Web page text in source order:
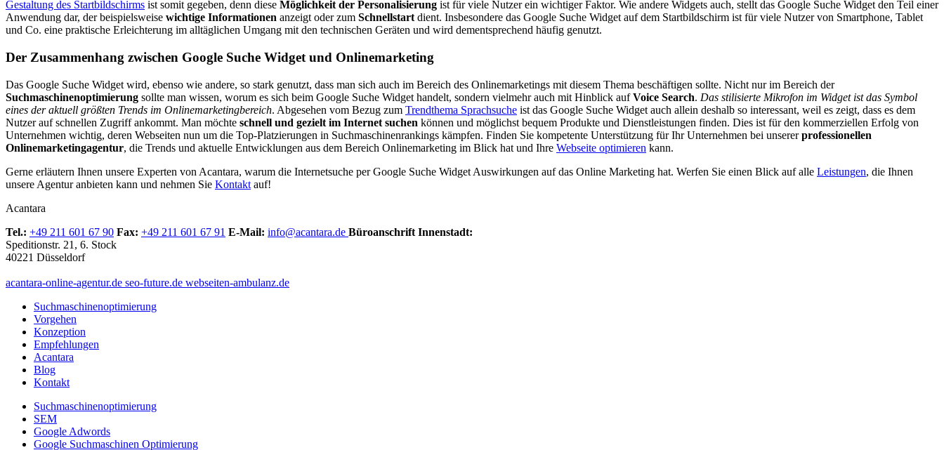
Gestaltung des Startbildschirms ist somit gegeben, denn diese Möglichkeit der Personalisierung ist für viele Nutzer ein wichtiger Faktor. Wie andere Widgets auch, stellt das Google Suche Widget den Teil einer
Anwendung dar, der beispielsweise wichtige Informationen anzeigt oder zum Schnellstartdient. Insbesondere das Google Suche Widget auf dem Startbildschirm ist für viele Nutzer von Smartphone, Tablet
und Co. eine praktische Erleichterung im alltäglichen Umgang mit den technischen Geräten und wird dementsprechend häufig genutzt.
Der Zusammenhang zwischen Google Suche Widget und Onlinemarketing
Das Google Suche Widget wird, ebenso wie andere, so stark genutzt, dass man sich auch im Bereich des Onlinemarketings mit diesem Thema beschäftigen sollte. Nicht nur im Bereich der
Suchmaschinenoptimierung sollte man wissen, worum es sich beim Google Suche Widget handelt, sondern vielmehr auch mit Hinblick aufVoice Search. Das stilisierte Mikrofon im Widget ist das Symbol
eines der aktuell größten Trends im Onlinemarketingbereich. Abgesehen vom Bezug zum Trendthema Sprachsuche ist das Google Suche Widget auch allein deshalb so interessant, weil es zeigt, dass es dem
Nutzer auf schnellen Zugriff ankommt. Man möchte schnell und gezielt im Internet suchen können und möglichst bequem Produkte und Dienstleistungen finden. Dies ist für den kommerziellen Erfolg von
Unternehmen wichtig, deren Webseiten nun um die Top-Platzierungen in Suchmaschinenrankings kämpfen. Finden Sie kompetente Unterstützung für Ihr Unternehmen bei unsererprofessionellen
Onlinemarketingagentur, die Trends und aktuelle Entwicklungen aus dem Bereich Onlinemarketing im Blick hat und Ihre Webseite optimieren kann.
Gerne erläutern Ihnen unsere Experten von Acantara, warum die Internetsuche per Google Suche Widget Auswirkungen auf das Online Marketing hat. Werfen Sie einen Blick auf alle Leistungen, die Ihnen
unsere Agentur anbieten kann und nehmen Sie Kontakt auf!
Acantara
Tel.: +49 211 601 67 90 Fax: +49 211 601 67 91 E-Mail: info@acantara.de Büroanschrift Innenstadt:
Speditionstr. 21, 6. Stock
40221 Düsseldorf
acantara-online-agentur.de seo-future.de webseiten-ambulanz.de
Suchmaschinenoptimierung
Vorgehen
Konzeption
Empfehlungen
Acantara
Blog
Kontakt
Suchmaschinenoptimierung
SEM
Google Adwords
Google Suchmaschinen Optimierung